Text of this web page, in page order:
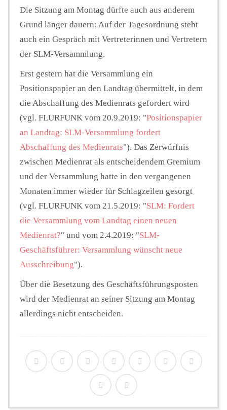
Die Sitzung am Montag dürfte auch aus anderem
Grund länger dauern: Auf der Tagesordnung steht
auch ein Gespräch mit Vertreterinnen und Vertretern
der SLM-Versammlung.
Erst gestern hat die Versammlung ein
Positionspapier an den Landtag übermittelt, in dem
die Abschaffung des Medienrats gefordert wird
(vgl. FLURFUNK vom 20.9.2019: "Positionspapier
an Landtag: SLM-Versammlung fordert
Abschaffung des Medienrats"). Das Zerwürfnis
zwischen Medienrat als entscheidendem Gremium
und der Versammlung hatte in den vergangenen
Monaten immer wieder für Schlagzeilen gesorgt
(vgl. FLURFUNK vom 21.5.2019: "SLM: Fordert
die Versammlung vom Landtag einen neuen
Medienrat?" und vom 2.4.2019: "SLM-
Geschäftsführer: Versammlung wünscht neue
Ausschreibung").
Über die Besetzung des Geschäftsführungsposten
wird der Medienrat an seiner Sitzung am Montag
allerdings nicht entscheiden.